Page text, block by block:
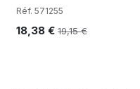
Réf. 571255
18,38 € 19,15€